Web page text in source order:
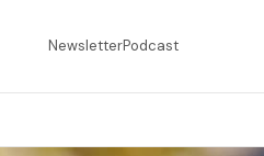
NewsletterPodcast